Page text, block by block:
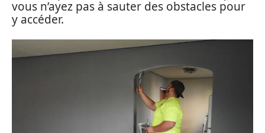
vous n’ayez pas à sauter des obstacles pour
y accéder.